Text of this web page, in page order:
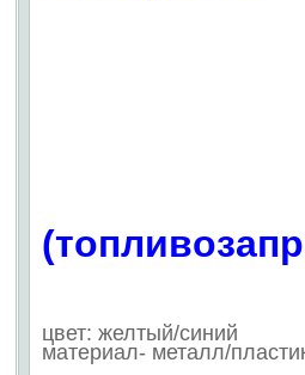
цвет: желтый/синий
материал- металл/